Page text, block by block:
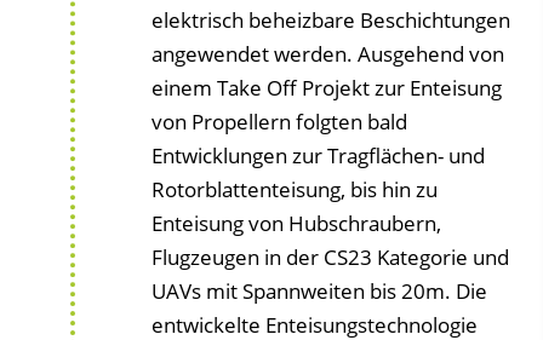
elektrisch beheizbare Beschichtungen
angewendet werden. Ausgehend von
einem Take Off Projekt zur Enteisung
von Propellern folgten bald
Entwicklungen zur Tragflächen- und
Rotorblattenteisung, bis hin zu
Enteisung von Hubschraubern,
Flugzeugen in der CS23 Kategorie und
UAVs mit Spannweiten bis 20m. Die
entwickelte Enteisungstechnologie